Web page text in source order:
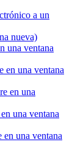
a un
nueva)
una ventana
en una ventana
en una
una ventana
una ventana